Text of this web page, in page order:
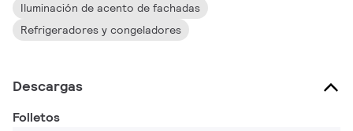
Iluminación de acento de fachadas
Refrigeradores y congeladores
Descargas
Folletos